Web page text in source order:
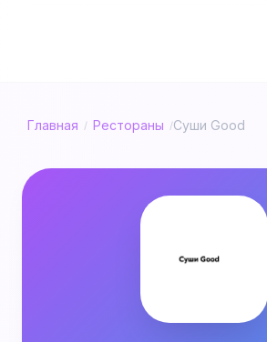
Главная / Рестораны /Суши Good